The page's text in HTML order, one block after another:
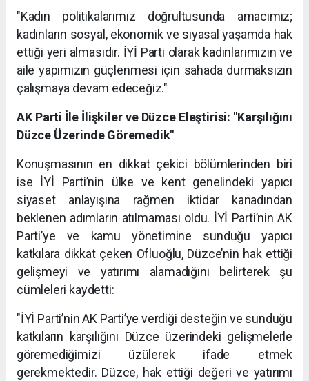
"Kadın politikalarımız doğrultusunda amacımız;
kadınların sosyal, ekonomik ve siyasal yaşamda hak
ettiği yeri almasıdır. İYİ Parti olarak kadınlarımızın ve
aile yapımızın güçlenmesi için sahada durmaksızın
çalışmaya devam edeceğiz."
AK Parti İle İlişkiler ve Düzce Eleştirisi: "Karşılığını
Düzce Üzerinde Göremedik"
Konuşmasının en dikkat çekici bölümlerinden biri
ise İYİ Parti’nin ülke ve kent genelindeki yapıcı
siyaset anlayışına rağmen iktidar kanadından
beklenen adımların atılmaması oldu. İYİ Parti’nin AK
Parti’ye ve kamu yönetimine sunduğu yapıcı
katkılara dikkat çeken Ofluoğlu, Düzce’nin hak ettiği
gelişmeyi ve yatırımı alamadığını belirterek şu
cümleleri kaydetti:
"İYİ Parti’nin AK Parti’ye verdiği desteğin ve sunduğu
katkıların karşılığını Düzce üzerindeki gelişmelerle
göremediğimizi üzülerek ifade etmek
gerekmektedir. Düzce, hak ettiği değeri ve yatırımı